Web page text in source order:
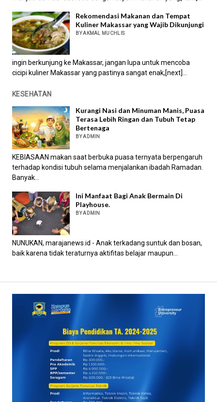
Rekomendasi Makanan dan Tempat
Kuliner Makassar yang Wajib Dikunjungi
BY AKMAL MUCHLIS
ingin berkunjung ke Makassar, jangan lupa untuk mencoba
cicipi kuliner Makassar yang pastinya sangat enak,[next]...
KESEHATAN
Kurangi Nasi dan Minuman Manis, Puasa
Terasa Lebih Ringan dan Tubuh Tetap
Bertenaga
BY ADMIN
KEBIASAAN makan saat berbuka puasa ternyata berpengaruh
terhadap kondisi tubuh selama menjalankan ibadah Ramadan.
Banyak...
Ini Manfaat Bagi Anak Bermain Di
Playhouse.
BY ADMIN
NUNUKAN, marajanews.id - Anak terkadang suntuk dan bosan,
baik karena tidak teraturnya aktifitas belajar maupun...